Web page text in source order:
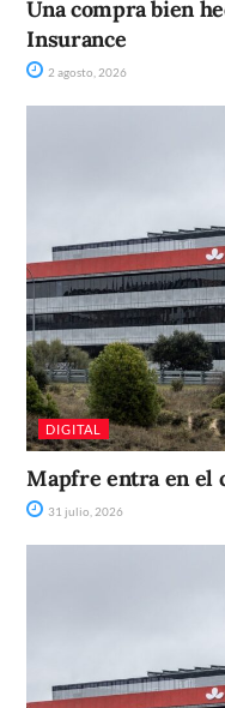
Una compra bien
Insurance
2 agosto, 2026
DIGITAL
Mapfre entra en el
31 julio, 2026